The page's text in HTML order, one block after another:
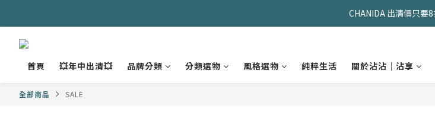
久坐神器>>坐&靠墊組合只
首頁
💥年中出清💥 品牌分類 分類選物 風格選物 純粹生活 關於沾沾｜沾享
全部商品 SALE